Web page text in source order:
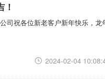
司祝各位新老客户新年快乐，龙
2024-02-04